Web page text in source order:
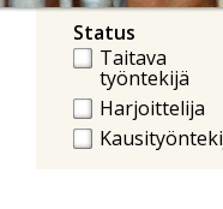
Status
Taitava
työntekijä
Harjoittelija